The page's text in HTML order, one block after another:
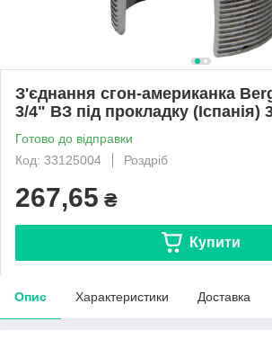
З'єднання сгон-американка
3/4" ВЗ під прокладку (Іспанія)
Готово до відправки
Код: 33125004
Роздріб
267,65 ₴
Купити
Опис Характеристики Доставка